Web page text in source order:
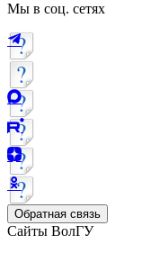
Мы в соц. сетях
Обратная связь
Сайты ВолГУ